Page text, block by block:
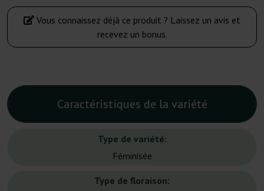
Vous connaissez déjà ce produit ? Laissez un avis et
recevez un bonus.
Caractéristiques de la variété
Type de variété:
Féminisée
Type de floraison: